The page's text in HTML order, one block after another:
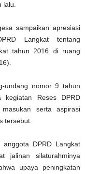
sampaikan apresiasi
Langkat tentang
tahun 2016 di ruang
undang nomor 9 tahun
kegiatan Reses DPRD
serta aspirasi
tersebut.
anggota DPRD Langkat
jalinan silaturahminya
upaya peningkatan